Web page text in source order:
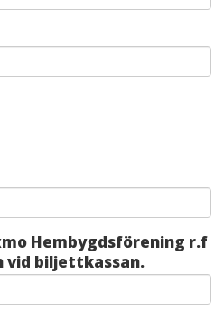
Hembygdsförening r.f
vid biljettkassan.